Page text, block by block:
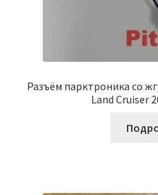
Разъём парктроника со
Land Cruiser